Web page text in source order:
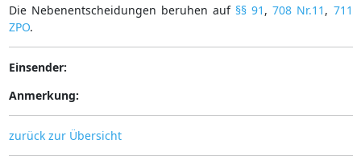
Die Nebenentscheidungen beruhen auf §§ 91 ,708 Nr.11 , 711
ZPO.
Einsender:
Anmerkung:
zurück zur Übersicht